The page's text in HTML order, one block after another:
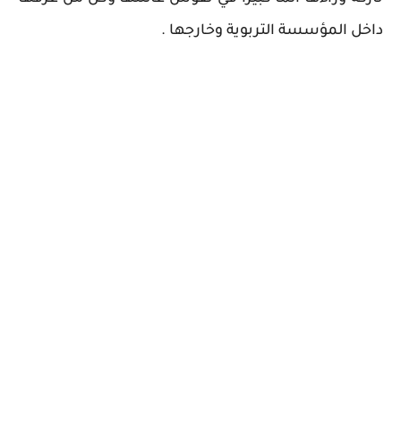
داخل المؤسسة التربوية وخارجها .